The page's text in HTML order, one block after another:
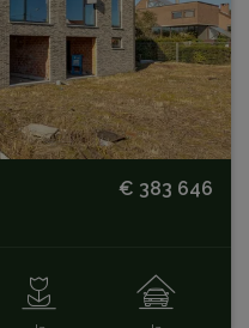
€ 383 646